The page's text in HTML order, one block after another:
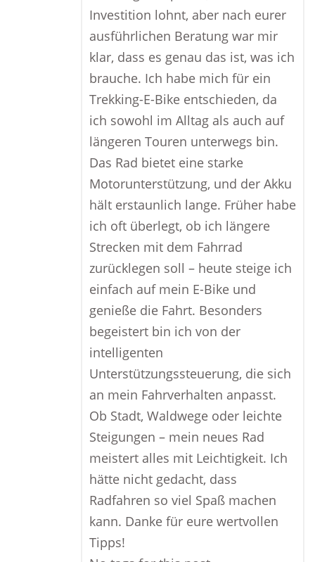
Investition lohnt, aber nach eurer
ausführlichen Beratung war mir
klar, dass es genau das ist, was ich
brauche. Ich habe mich für ein
Trekking-E-Bike entschieden, da
ich sowohl im Alltag als auch auf
längeren Touren unterwegs bin.
Das Rad bietet eine starke
Motorunterstützung, und der Akku
hält erstaunlich lange. Früher habe
ich oft überlegt, ob ich längere
Strecken mit dem Fahrrad
zurücklegen soll – heute steige ich
einfach auf mein E-Bike und
genieße die Fahrt. Besonders
begeistert bin ich von der
intelligenten
Unterstützungssteuerung, die sich
an mein Fahrverhalten anpasst.
Ob Stadt, Waldwege oder leichte
Steigungen – mein neues Rad
meistert alles mit Leichtigkeit. Ich
hätte nicht gedacht, dass
Radfahren so viel Spaß machen
kann. Danke für eure wertvollen
Tipps!